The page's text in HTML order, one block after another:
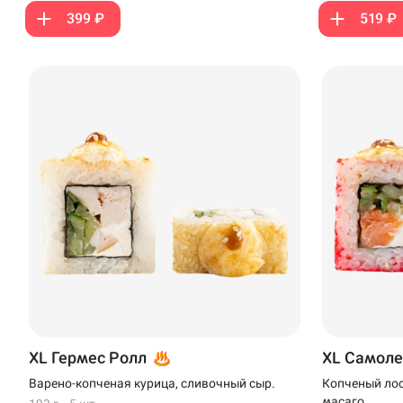
399 ₽ 519 ₽
XL Гермес Ролл
Варено-копченая курица, сливочный сыр.
XL
Копченый
Уренгой